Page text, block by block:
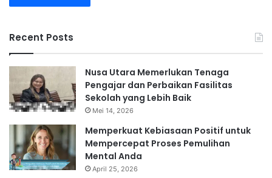
Recent Posts
Nusa Utara Memerlukan Tenaga
Pengajar dan Perbaikan Fasilitas
Sekolah yang Lebih Baik
Mei 14, 2026
Memperkuat Kebiasaan Positif untuk
Mempercepat Proses Pemulihan
Mental Anda
April 25, 2026